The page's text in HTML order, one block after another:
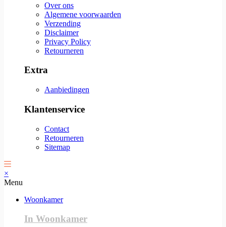
Over ons
Algemene voorwaarden
Verzending
Disclaimer
Privacy Policy
Retourneren
Extra
Aanbiedingen
Klantenservice
Contact
Retourneren
Sitemap
×
Menu
Woonkamer
In Woonkamer